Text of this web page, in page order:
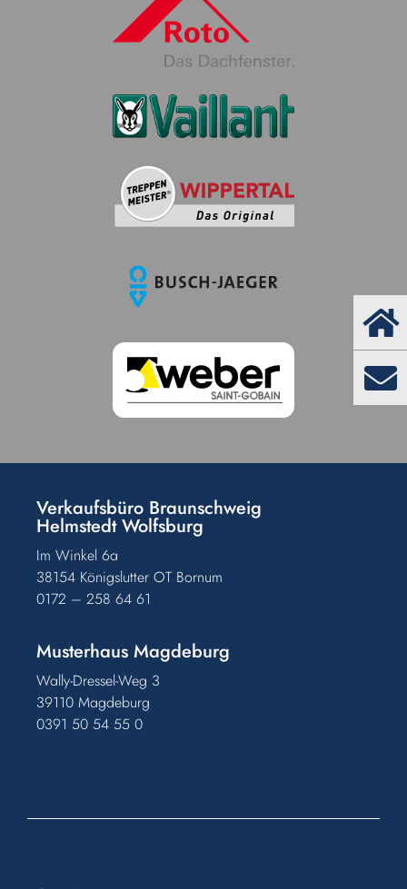
Verkaufsbüro Braunschweig
Helmstedt Wolfsburg
Im Winkel 6a
38154 Königslutter OT Bornum
0172 – 258 64 61
Musterhaus Magdeburg
Wally-Dressel-Weg 3
39110 Magdeburg
0391 50 54 55 0